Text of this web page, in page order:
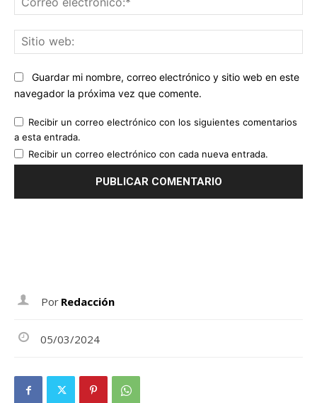
Guardar mi nombre, correo electrónico y sitio web en este
navegador la próxima vez que comente.
Recibir un correo electrónico con los siguientes comentarios
a esta entrada.
Recibir un correo electrónico con cada nueva entrada.
Por Redacción
05/03/2024